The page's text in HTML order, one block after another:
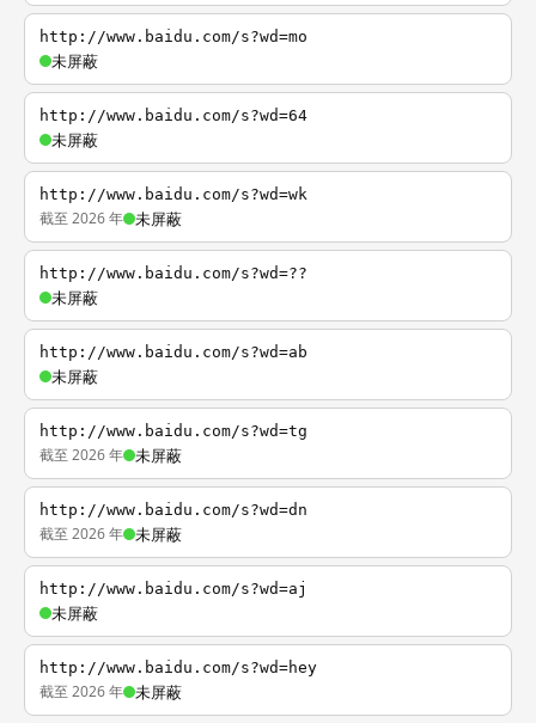
http://www.baidu.com/s?wd=mo
未屏蔽
http://www.baidu.com/s?wd=64
未屏蔽
http://www.baidu.com/s?wd=wk
截至 2026 年 未屏蔽
http://www.baidu.com/s?wd=??
未屏蔽
http://www.baidu.com/s?wd=ab
未屏蔽
http://www.baidu.com/s?wd=tg
截至 2026 年 未屏蔽
http://www.baidu.com/s?wd=dn
截至 2026 年 未屏蔽
http://www.baidu.com/s?wd=aj
未屏蔽
http://www.baidu.com/s?wd=hey
截至 2026 年 未屏蔽